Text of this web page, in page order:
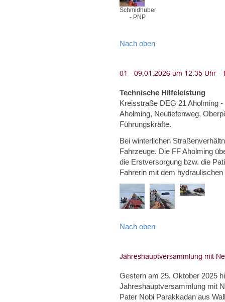
Schmidhuber
- PNP
Nach oben
Technische Hilfeleistung
Kreisstraße DEG 21 Aholming
Aholming, Neutiefenweg,
Führungskräfte.
Bei winterlichen
Fahrzeuge. Die FF Aholming
die Erstversorgung bzw. die
Fahrerin mit dem
Nach oben
Gestern am 25. Oktober 2025
Jahreshauptversammlung mit
Pater Nobi Parakkadan aus